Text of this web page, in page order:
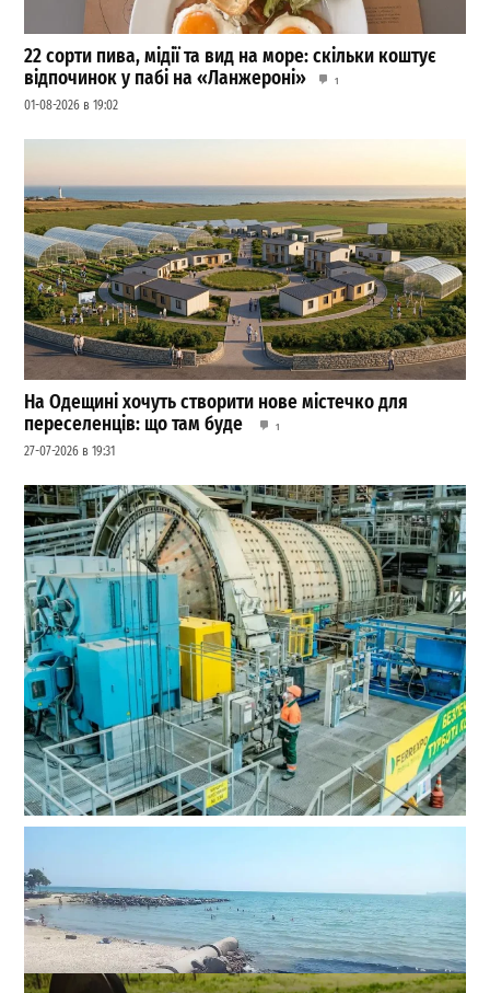
22 сорти пива, мідії та вид на море: скільки коштує
відпочинок у пабі на «Ланжероні»
1
01-08-2026 в 19:02
На Одещині хочуть створити нове містечко для
переселенців: що там буде
1
27-07-2026 в 19:31
0
05-08-2026 в 13:29
ВИБІР РЕДАКЦІЇ